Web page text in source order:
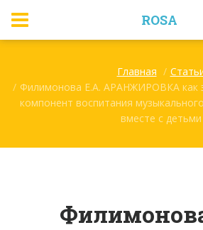
ROSA
Главная
Филимонова Е.А. АРАНЖИРОВКА как
компонент воспитания
вместе с детьми